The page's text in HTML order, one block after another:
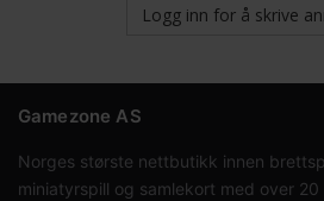
Logg inn for å skrive
Gamezone AS
Norges største nettbutikk innen
miniatyrspill og samlekort med over 20